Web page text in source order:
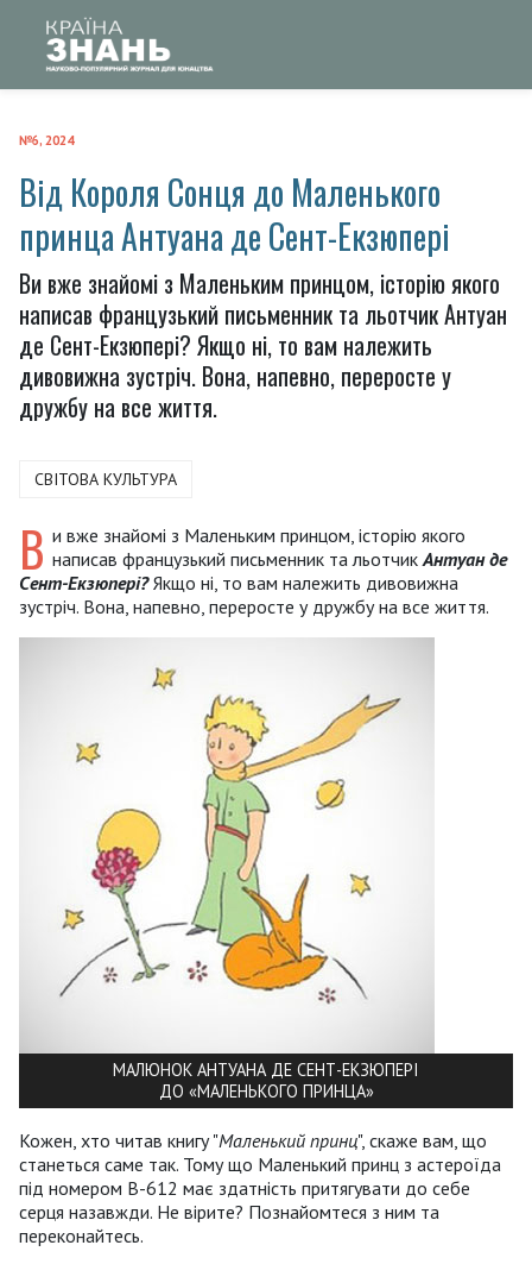
№6, 2024
Від Короля Сонця до Маленького
принца Антуана де Сент-Екзюпері
Ви вже знайомі з Маленьким принцом, історію якого
написав французький письменник та льотчик Антуан
де Сент-Екзюпері? Якщо ні, то вам належить
дивовижна зустріч. Вона, напевно, переросте у
дружбу на все життя.
СВІТОВА КУЛЬТУРА
В и вже знайомі з Маленьким принцом, історію якого
написав французький письменник та льотчик Антуан де
Сент-Екзюпері?Якщо ні, то вам належить дивовижна
зустріч. Вона, напевно, переросте у дружбу на все життя.
МАЛЮНОК АНТУАНА ДЕ СЕНТ-ЕКЗЮПЕРІ
ДО «МАЛЕНЬКОГО ПРИНЦА»
Кожен, хто читав книгу "Маленький принц", скаже вам, що
станеться саме так. Тому що Маленький принц з астероїда
під номером В-612 має здатність притягувати до себе
серця назавжди. Не вірите? Познайомтеся з ним та
переконайтесь.